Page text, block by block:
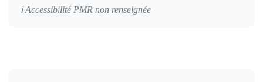
ℹ️ Accessibilité PMR non renseignée